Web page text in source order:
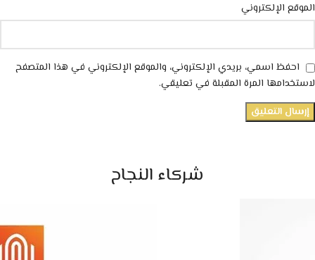
الموقع الإلكتروني
احفظ اسمي، بريدي الإلكتروني، والموقع الإلكتروني في هذا المتصفح
لاستخدامها المرة المقبلة في تعليقي.
شركاء النجاح